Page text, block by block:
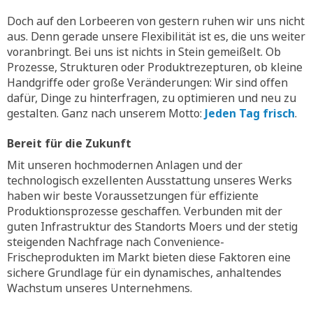
Doch auf den Lorbeeren von gestern ruhen wir uns nicht
aus. Denn gerade unsere Flexibilität ist es, die uns weiter
voranbringt. Bei uns ist nichts in Stein gemeißelt. Ob
Prozesse, Strukturen oder Produktrezepturen, ob kleine
Handgriffe oder große Veränderungen: Wir sind offen
dafür, Dinge zu hinterfragen, zu optimieren und neu zu
gestalten. Ganz nach unserem Motto: Jeden Tag frisch.
Bereit für die Zukunft
Mit unseren hochmodernen Anlagen und der
technologisch exzellenten Ausstattung unseres Werks
haben wir beste Voraussetzungen für effiziente
Produktionsprozesse geschaffen. Verbunden mit der
guten Infrastruktur des Standorts Moers und der stetig
steigenden Nachfrage nach Convenience-
Frischeprodukten im Markt bieten diese Faktoren eine
sichere Grundlage für ein dynamisches, anhaltendes
Wachstum unseres Unternehmens.